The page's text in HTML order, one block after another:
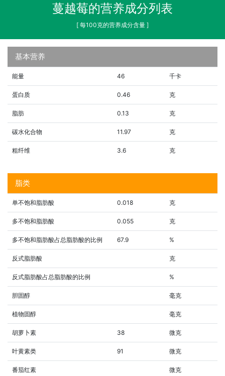
蔓越莓的营养成分列表
[ 每100克的营养成分含量 ]
基本营养
能量 46 千卡
蛋白质 0.46 克
脂肪 0.13 克
碳水化合物 11.97 克
粗纤维 3.6 克
脂类
单不饱和脂肪酸 0.018 克
多不饱和脂肪酸 0.055 克
多不饱和脂肪酸占总脂肪酸的比例 67.9 %
反式脂肪酸 克
反式脂肪酸占总脂肪酸的比例 %
胆固醇 毫克
植物固醇 毫克
胡萝卜素 38 微克
叶黄素类 91 微克
番茄红素 微克